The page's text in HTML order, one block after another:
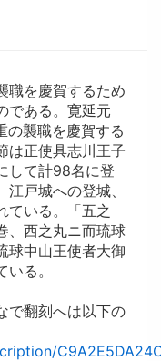
職を慶賀するため
である。寛延元
の襲職を慶賀する
は正使具志川王子
して計98名に登
戸城への登城、
ている。「五之
、西之丸ニ而琉球
球中山王使者大御
る。
で翻刻へは以下の